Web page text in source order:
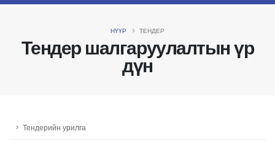
НҮҮР ТЕНДЕР
Тендер шалгаруулалтын үр
дүн
Тендерийн урилга